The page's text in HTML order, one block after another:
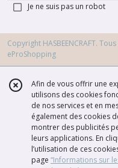
Je ne suis pas un robot
Copyright HASBEENCRAFT.
eProShopping
Afin de vous offrir une
utilisons des cookies
de nos services et en
également des cookies
montrer des publicités
leurs applications. En
l’utilisation de ces
page “Informations sur